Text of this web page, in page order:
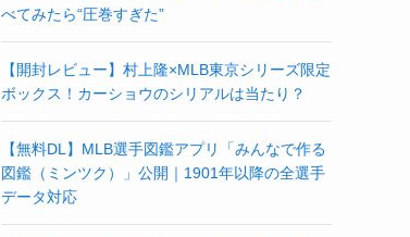
べてみたら“圧巻すぎた”
【開封レビュー】村上隆×MLB東京シリーズ限定
ボックス！カーショウのシリアルは当たり？
【無料DL】MLB選手図鑑アプリ「みんなで作る
図鑑（ミンツク）」公開｜1901年以降の全選手
データ対応